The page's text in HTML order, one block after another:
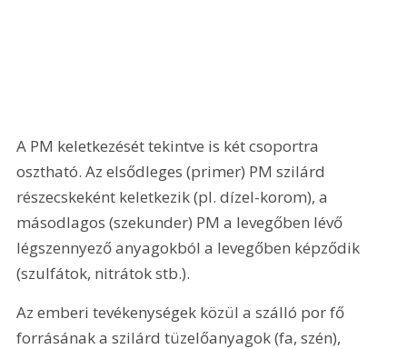
A PM keletkezését tekintve is két csoportra
osztható. Az elsődleges (primer) PM szilárd
részecskeként keletkezik (pl. dízel-korom), a
másodlagos (szekunder) PM a levegőben lévő
légszennyező anyagokból a levegőben képződik
(szulfátok, nitrátok stb.).
Az emberi tevékenységek közül a szálló por fő
forrásának a szilárd tüzelőanyagok (fa, szén),